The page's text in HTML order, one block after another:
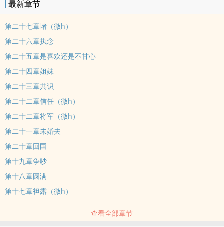
最新章节
第二十七章堵（微h）
第二十六章执念
第二十五章是喜欢还是不甘心
第二十四章姐妹
第二十三章共识
第二十二章信任（微h）
第二十二章将军（微h）
第二十一章未婚夫
第二十章回国
第十九章争吵
第十八章圆满
第十七章袒露（微h）
查看全部章节